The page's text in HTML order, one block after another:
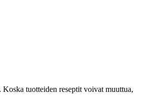
tuotteiden reseptit voivat muuttua,